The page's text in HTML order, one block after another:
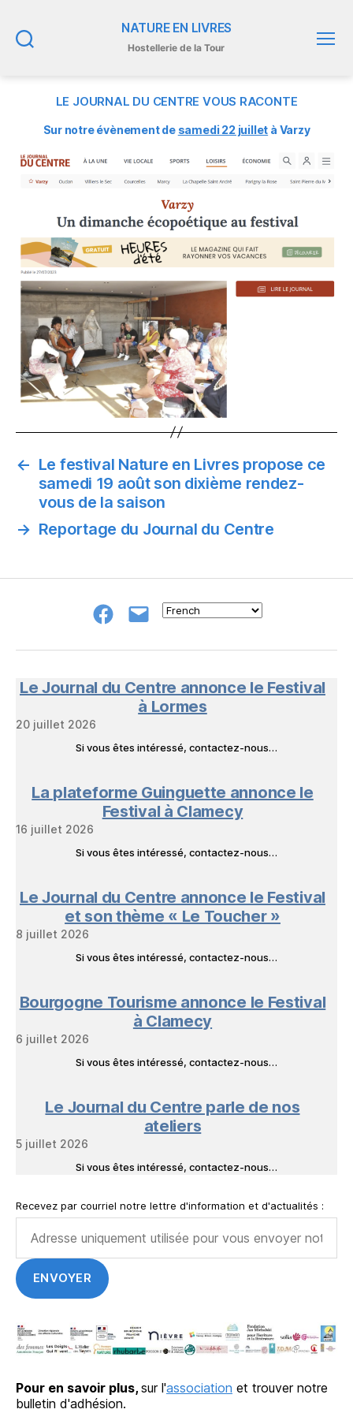
NATURE EN LIVRES
Hostellerie de la Tour
LE JOURNAL DU CENTRE VOUS RACONTE
Sur notre évènement de samedi 22 juillet à Varzy
← Le festival Nature en Livres propose ce
samedi 19 août son dixième rendez-
vous de la saison
→ Reportage du Journal du Centre
Groupe
NeL
E-
à
Livres
Le Journal du Centre annonce le Festival
à Lormes
20 juillet 2026
Si vous êtes intéressé, contactez-nous…
La plateforme Guinguette annonce le
Festival à Clamecy
16 juillet 2026
Si vous êtes intéressé, contactez-nous…
Le Journal du Centre annonce le Festival
et son thème « Le Toucher »
8 juillet 2026
Si vous êtes intéressé, contactez-nous…
Bourgogne Tourisme annonce le Festival
à Clamecy
6 juillet 2026
Si vous êtes intéressé, contactez-nous…
Le Journal du Centre parle de nos
ateliers
5 juillet 2026
Si vous êtes intéressé, contactez-nous…
Recevez par courriel notre lettre d'information et d'actualités :
Pour en savoir plus, sur l'association et trouver notre
bulletin d'adhésion.